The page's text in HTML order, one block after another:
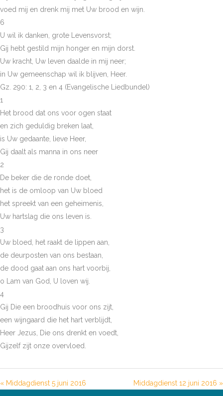
voed mij en drenk mij met Uw brood en wijn.
6
U wil ik danken, grote Levensvorst;
Gij hebt gestild mijn honger en mijn dorst.
Uw kracht, Uw leven daalde in mij neer;
in Uw gemeenschap wil ik blijven, Heer.
Gz. 290: 1, 2, 3 en 4 (Evangelische Liedbundel)
1
Het brood dat ons voor ogen staat
en zich geduldig breken laat,
is Uw gedaante, lieve Heer,
Gij daalt als manna in ons neer
2
De beker die de ronde doet,
het is de omloop van Uw bloed
het spreekt van een geheimenis,
Uw hartslag die ons leven is.
3
Uw bloed, het raakt de lippen aan,
de deurposten van ons bestaan,
de dood gaat aan ons hart voorbij,
o Lam van God, U loven wij.
4
Gij Die een broodhuis voor ons zijt,
een wijngaard die het hart verblijdt,
Heer Jezus, Die ons drenkt en voedt,
Gijzelf zijt onze overvloed.
« Middagdienst 5 juni 2016 Middagdienst 12 juni 2016 »